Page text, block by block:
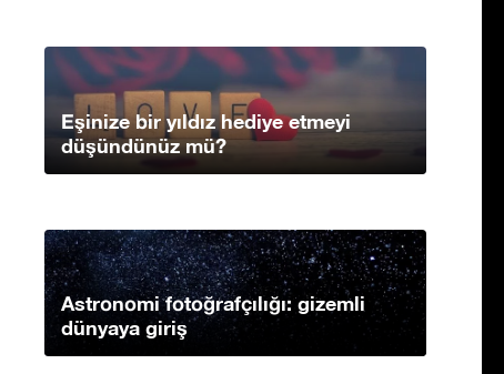
Eşinize bir yıldız hediye etmeyi
düşündünüz mü?
Astronomi fotoğrafçılığı: gizemli
dünyaya giriş